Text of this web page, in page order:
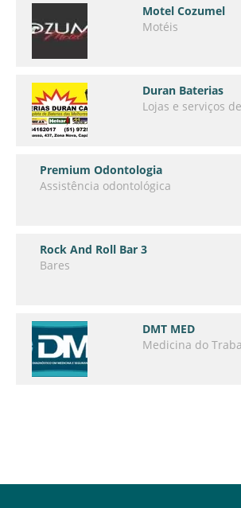
Motel Cozumel
Motéis
Duran Baterias
Lojas e serviços
Premium Odontologia
Assistência odontológica
Rock And Roll Bar 3
Bares
DMT MED
Medicina do